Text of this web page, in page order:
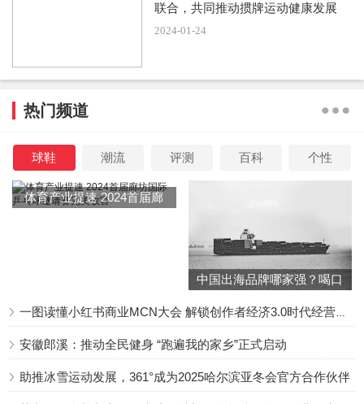
Bruce穿着一身白衬衣黑西装出现，身边还跟着三位保镖，
次激起了周边粉丝的愤怒。
前一天他出席追悼会面无表情，然后又缺席了大殓仪式，却
又忽然出现在火葬场，粉丝们纷纷上前围堵，并暴怒狂喊“下
地狱”“把coco还给我们”等，情绪非常激动，现场一度无法控
现场Bruce遭到围堵，并且险些被暴怒的粉丝打中，满脸惊
恐的他在保镖的极力护送之下，才脱离了人群得以离场。
联合，共同推动掼牌运动健康发展
2024-01-24
热门频道
球鞋 潮流 评测 百科 个性
体育产业提速 2024首届廊
中国出海品牌哪家强？喝口
安徽郎溪：推动全民健身 “跑遍我的家乡”正式启动
助推冰雪运动发展，361°成为2025哈尔滨亚冬会官方合作伙伴